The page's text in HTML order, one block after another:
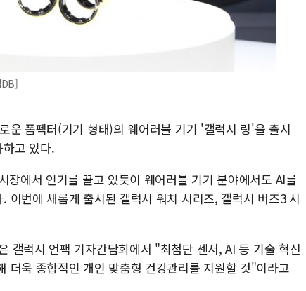
운 폼펙터(기기 형태)의 웨어러블 기기 '갤럭시 링'을 출시
고 있다.
장에서 인기를 끌고 있듯이 웨어러블 기기 분야에서도 AI를
이번에 새롭게 출시된 갤럭시 워치 시리즈, 갤럭시 버즈3 시
갤럭시 언팩 기자간담회에서 "최첨단 센서, AI 등 기술 혁신
더욱 종합적인 개인 맞춤형 건강관리를 지원할 것"이라고